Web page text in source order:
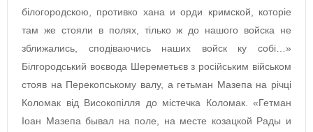
білогородскою, противко хана и орди кримской, которіе
там же стояли в полях, тілько ж до нашого войска не
зближались, сподіваючись наших войск ку собі…»
Білгородський воєвода Шереметьєв з російським військом
стояв на Перекопському валу, а гетьман Мазепа на річці
Коломак від Високопілля до містечка Коломак. «Гетман
Іоан Мазепа бывал на поле, на месте козацкой Рады и